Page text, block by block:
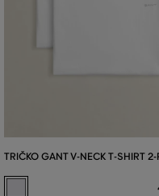
TRIČKO GANT V-NECK T-SHIRT 2-